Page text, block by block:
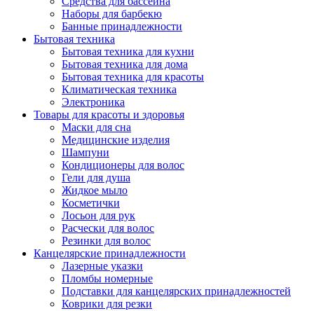
Наборы для барбекю
Банные принадлежности
Бытовая техника
Бытовая техника для кухни
Бытовая техника для дома
Бытовая техника для красоты
Климатическая техника
Электроника
Товары для красоты и здоровья
Маски для сна
Медицинские изделия
Шампуни
Кондиционеры для волос
Гели для душа
Жидкое мыло
Косметички
Лосьон для рук
Расчески для волос
Резинки для волос
Канцелярские принадлежности
Лазерные указки
Пломбы номерные
Подставки для канцелярских принадлежностей
Коврики для резки